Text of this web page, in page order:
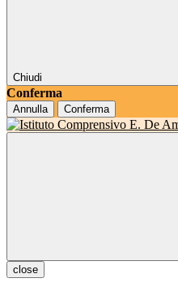
Chiudi
Conferma
Annulla Conferma
close